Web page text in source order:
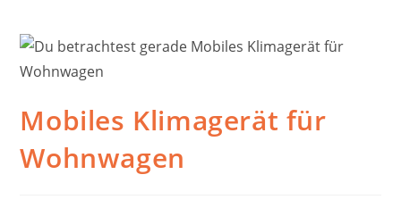
Mobiles Klimagerät für
Wohnwagen